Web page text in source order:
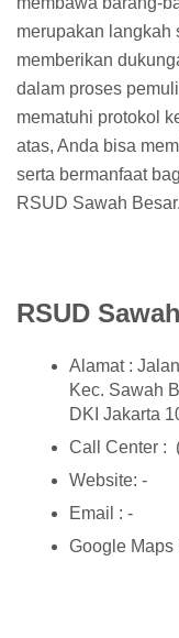
merupakan langkah
memberikan
dalam proses
mematuhi protokol
atas, Anda bisa
serta bermanfaat
RSUD Sawah Besar.
RSUD
Alamat :
Kec. Sawah
DKI Jakarta
Call Center :
Website: -
Email : -
Google